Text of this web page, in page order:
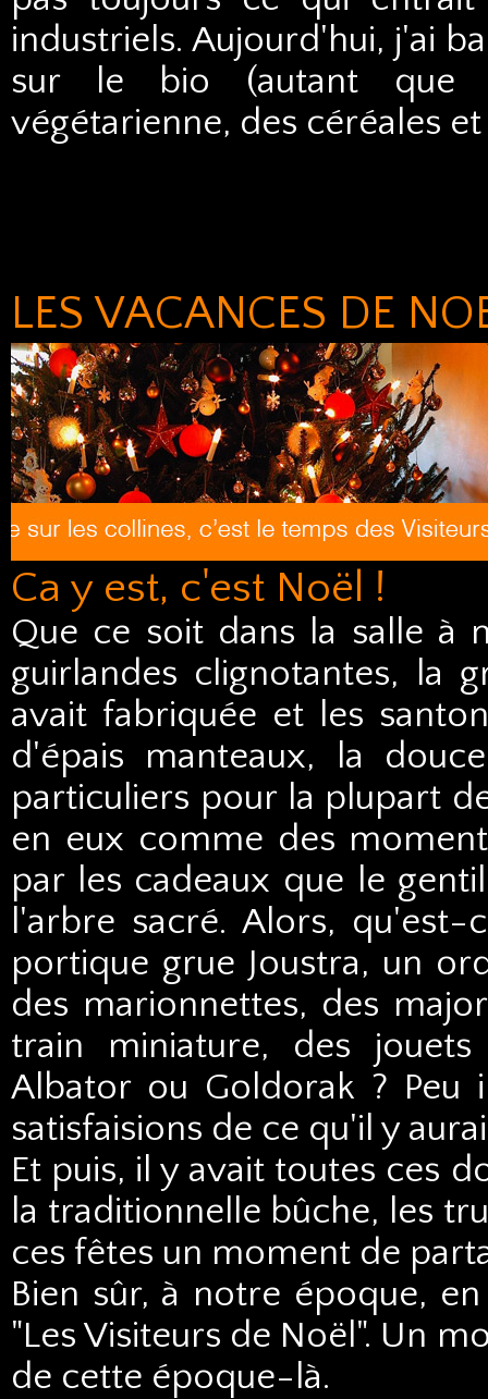
industriels. Aujourd'hui, j'ai
sur le bio (autant que
végétarienne, des céréales
LES VACANCES DE
Ca y est, c'est Noël !
Que ce soit dans la salle à
guirlandes clignotantes, la
avait fabriquée et les
d'épais manteaux, la
particuliers pour la plupart
en eux comme des
par les cadeaux que le
l'arbre sacré. Alors,
portique grue Joustra, un
des marionnettes, des
train miniature, des
Albator ou Goldorak ? Peu
satisfaisions de ce qu'il y
Et puis, il y avait toutes ces
la traditionnelle bûche, les
ces fêtes un moment de
Bien sûr, à notre époque,
"Les Visiteurs de Noël". Un
de cette époque-là.